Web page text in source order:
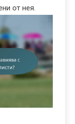
от нея.